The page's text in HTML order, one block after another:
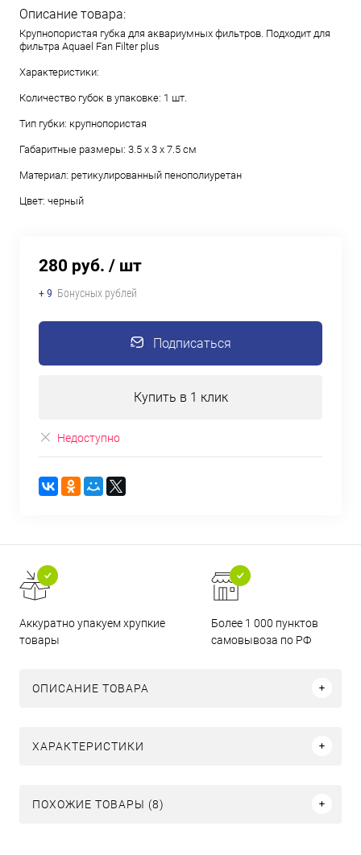
Описание товара:
Крупнопористая губка для аквариумных фильтров. Подходит для
фильтра Aquael Fan Filter plus
Характеристики:
Количество губок в упаковке: 1 шт.
Тип губки: крупнопористая
Габаритные размеры: 3.5 х 3 х 7.5 см
Материал: ретикулированный пенополиуретан
Цвет: черный
280 руб. / шт
+ 9 Бонусных рублей
Подписаться
Купить в 1 клик
Недоступно
Аккуратно упакуем хрупкие
товары
Более 1 000 пунктов
самовывоза по РФ
ОПИСАНИЕ ТОВАРА
ХАРАКТЕРИСТИКИ
ПОХОЖИЕ ТОВАРЫ (8)